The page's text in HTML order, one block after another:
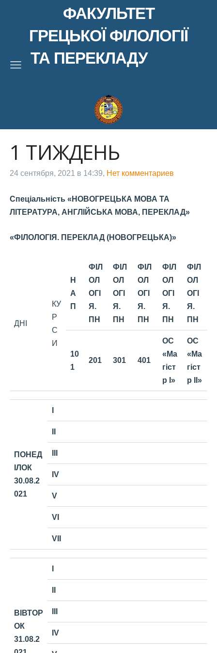
ФАКУЛЬТЕТ
ГРЕЦЬКОЇ ФІЛОЛОГІЇ
ТА ПЕРЕКЛАДУ
1 ТИЖДЕНЬ
24 сентября, 2021 в 14:39, Нет комментариев
Спеціальність «НОВОГРЕЦЬКА МОВА ТА
ЛІТЕРАТУРА, АНГЛІЙСЬКА МОВА, ПЕРЕКЛАД»
«ФІЛОЛОГІЯ. ПЕРЕКЛАД (НОВОГРЕЦЬКА)»
ДНІ
КУ
Р
С
И
Н
А
П
ФІЛ
ОЛ
ОГІ
Я.
ПН
ФІЛ
ОЛ
ОГІ
Я.
ПН
ФІЛ
ОЛ
ОГІ
Я.
ПН
ФІЛ
ОЛ
ОГІ
Я.
ПН
ФІЛ
ОЛ
ОГІ
Я.
ПН
10
1
201 301 401
ОС
«Ма
гіст
р І»
ОС
«Ма
гіст
р ІІ»
ПОНЕД
ІЛОК
30.08.2
021
IV
V
VI
VII
ВІВТОР
ОК
31.08.2
IV